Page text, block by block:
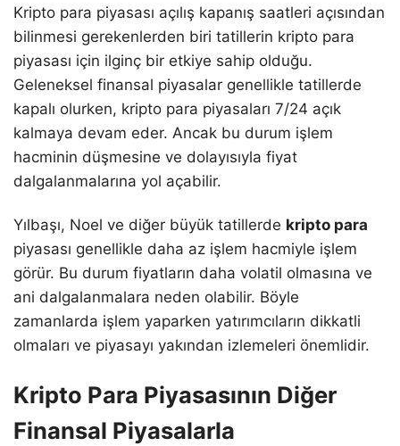
Kripto para piyasası açılış kapanış saatleri açısından
bilinmesi gerekenlerden biri tatillerin kripto para
piyasası için ilginç bir etkiye sahip olduğu.
Geleneksel finansal piyasalar genellikle tatillerde
kapalı olurken, kripto para piyasaları 7/24 açık
kalmaya devam eder. Ancak bu durum işlem
hacminin düşmesine ve dolayısıyla fiyat
dalgalanmalarına yol açabilir.
Yılbaşı, Noel ve diğer büyük tatillerde kripto para
piyasası genellikle daha az işlem hacmiyle işlem
görür. Bu durum fiyatların daha volatil olmasına ve
ani dalgalanmalara neden olabilir. Böyle
zamanlarda işlem yaparken yatırımcıların dikkatli
olmaları ve piyasayı yakından izlemeleri önemlidir.
Kripto Para Piyasasının Diğer
Finansal Piyasalarla